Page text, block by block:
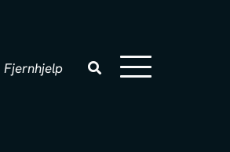
Fjernhjelp